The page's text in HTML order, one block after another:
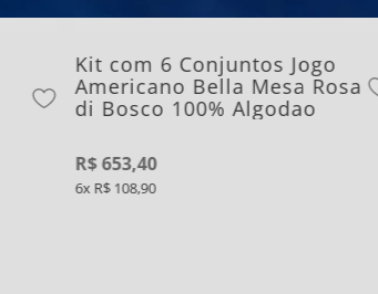
Kit com 6 Conjuntos Jogo
Americano Bella Mesa Rosa
di Bosco 100% Algodao
R$653,40
6 R$108,90